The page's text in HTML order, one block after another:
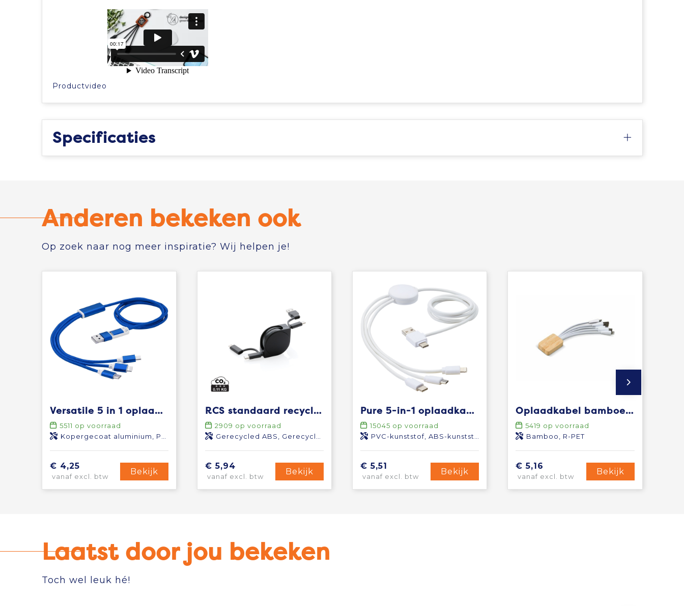
Productvideo
Specificaties
Anderen bekeken ook
Op zoek naar nog meer inspiratie? Wij helpen je!
Versatile 5 in 1 oplaadkabel
5511 op voorraad
Kopergecoat aluminium, Polyester
€ 4,25
vanaf excl. btw
Bekijk
RCS standaard recycled plastic and TPE 4-in-1 kabel
2909 op voorraad
Gerecycled ABS, Gerecycled TPE
€ 5,94
vanaf excl. btw
Bekijk
Pure 5-in-1 oplaadkabel met antibacterieel additief
15045 op voorraad
PVC-kunststof, ABS-kunststof
€ 5,51
vanaf excl. btw
Bekijk
Oplaadkabel bamboe met R-PET
5419 op voorraad
Bamboo, R-PET
€ 5,16
vanaf excl. btw
Bekijk
Laatst door jou bekeken
Toch wel leuk hé!